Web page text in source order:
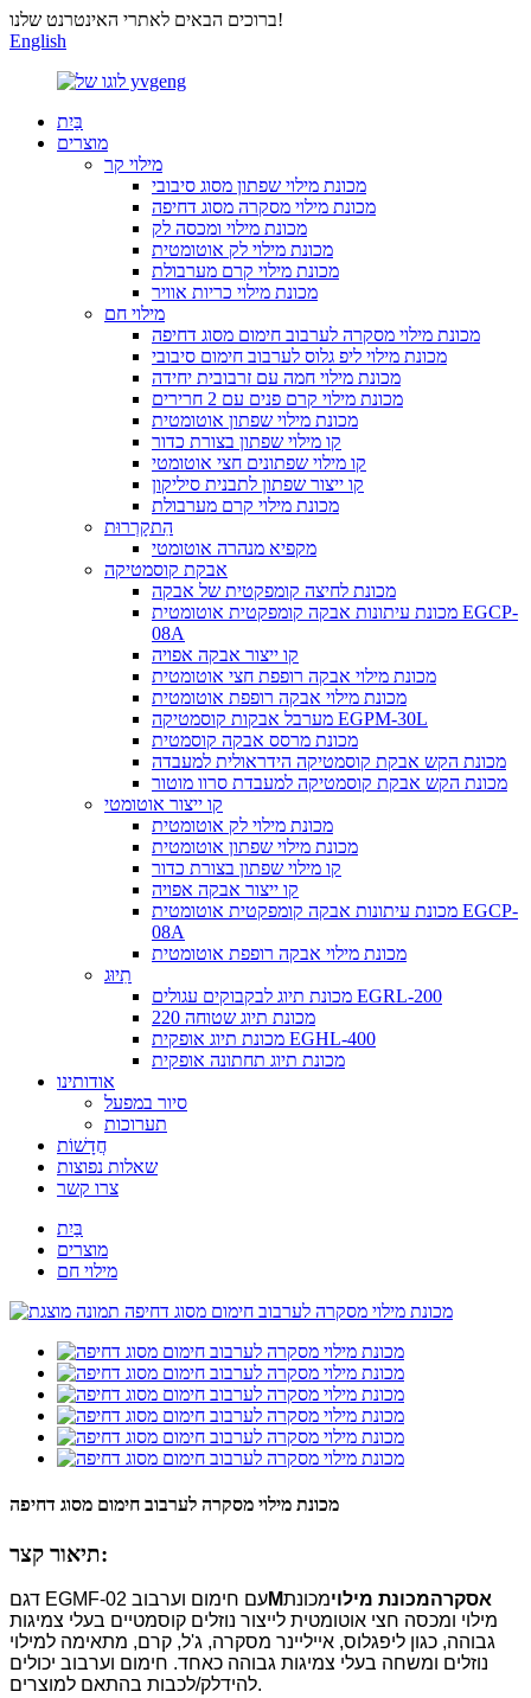
ברוכים הבאים לאתרי האינטרנט שלנו!
English
בַּיִת
מוצרים
מילוי קר
מכונת מילוי שפתון מסוג סיבובי
מכונת מילוי מסקרה מסוג דחיפה
מכונת מילוי ומכסה לק
מכונת מילוי לק אוטומטית
מכונת מילוי קרם מערבולת
מכונת מילוי כריות אוויר
מילוי חם
מכונת מילוי מסקרה לערבוב חימום מסוג דחיפה
מכונת מילוי ליפ גלוס לערבוב חימום סיבובי
מכונת מילוי חמה עם זרבובית יחידה
מכונת מילוי קרם פנים עם 2 חרירים
מכונת מילוי שפתון אוטומטית
קו מילוי שפתון בצורת כדור
קו מילוי שפתונים חצי אוטומטי
קו ייצור שפתון לתבנית סיליקון
מכונת מילוי קרם מערבולת
הִתקָרְרוּת
מקפיא מנהרה אוטומטי
אבקת קוסמטיקה
מכונת לחיצה קומפקטית של אבקה
מכונת עיתונות אבקה קומפקטית אוטומטית EGCP-
08A
קו ייצור אבקה אפויה
מכונת מילוי אבקה רופפת חצי אוטומטית
מכונת מילוי אבקה רופפת אוטומטית
מערבל אבקות קוסמטיקה EGPM-30L
מכונת מרסס אבקה קוסמטית
מכונת הקש אבקת קוסמטיקה הידראולית למעבדה
מכונת הקש אבקת קוסמטיקה למעבדת סרוו מוטור
קו ייצור אוטומטי
מכונת מילוי לק אוטומטית
מכונת מילוי שפתון אוטומטית
קו מילוי שפתון בצורת כדור
קו ייצור אבקה אפויה
מכונת עיתונות אבקה קומפקטית אוטומטית EGCP-
08A
מכונת מילוי אבקה רופפת אוטומטית
תִיוּג
מכונת תיוג לבקבוקים עגולים EGRL-200
מכונת תיוג שטוחה 220
מכונת תיוג אופקית EGHL-400
מכונת תיוג תחתונה אופקית
אודותינו
סיור במפעל
תערוכות
חֲדָשׁוֹת
שאלות נפוצות
צרו קשר
בַּיִת
מוצרים
מילוי חם
מכונת מילוי מסקרה לערבוב חימום מסוג דחיפה
תיאור קצר:
דגם EGMF-02 עם חימום וערבובM אסקרהמכונת מילוימכונת
מילוי ומכסה חצי אוטומטית לייצור נוזלים קוסמטיים בעלי צמיגות
גבוהה, כגון ליפגלוס, אייליינר מסקרה, ג'ל, קרם, מתאימה למילוי
נוזלים ומשחה בעלי צמיגות גבוהה כאחד. חימום וערבוב יכולים
להידלק/לכבות בהתאם למוצרים.